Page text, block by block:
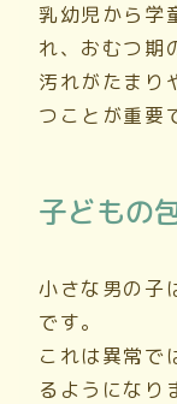
乳幼児から学
れ、おむつ期
汚れがたまり
つことが重要
子どもの
小さな男の子
です。
これは異常で
るようになり